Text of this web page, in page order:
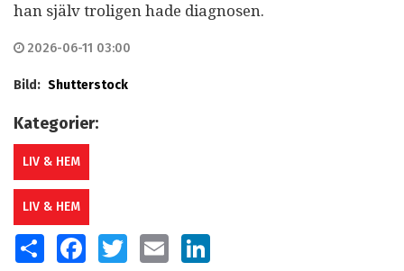
han själv troligen hade diagnosen.
2026-06-11 03:00
Bild: Shutterstock
Kategorier:
LIV & HEM
LIV & HEM
SHARE FACEBOOKTWITTER EMAIL